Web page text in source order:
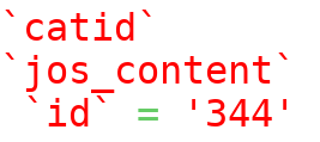
`catid`
`jos_content`
`id` =
'344'